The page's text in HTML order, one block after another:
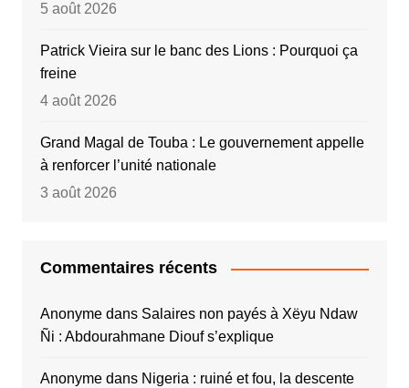
5 août 2026
Patrick Vieira sur le banc des Lions : Pourquoi ça
freine
4 août 2026
Grand Magal de Touba : Le gouvernement appelle
à renforcer l’unité nationale
3 août 2026
Commentaires récents
Anonymedans Salaires non payés à Xëyu Ndaw
Ñi : Abdourahmane Diouf s’explique
Anonymedans Nigeria : ruiné et fou, la descente